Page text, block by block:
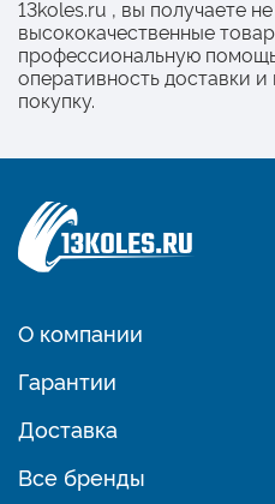
13koles.ru , вы получаете
высококачественные
профессиональную
оперативность доставки
покупку.
О компании
Гарантии
Доставка
Все бренды